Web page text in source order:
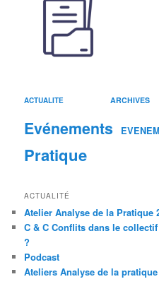
ACTUALITE ARCHIVES
Evénements
Pratique
ACTUALITÉ
Atelier Analyse de la Pratique
C & C Conflits dans le
?
Podcast
Ateliers Analyse de la pratique